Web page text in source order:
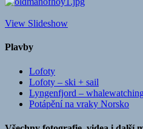
View Slideshow
Plavby
Lofoty
Lofoty – ski + sail
Lyngenfjord –
Potápění na vraky Norsko